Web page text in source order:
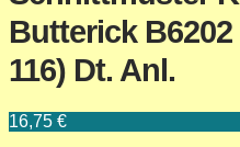
Butterick B6202
116) Dt. Anl.
16,75 €